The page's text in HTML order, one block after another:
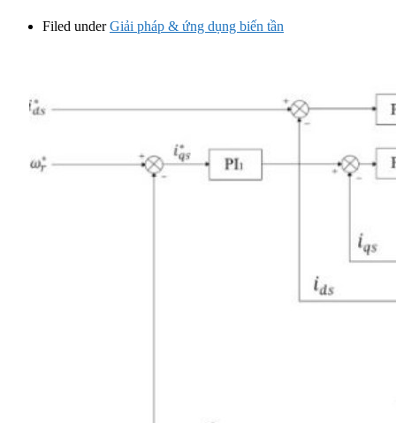
Filed underGiải pháp & ứng dụng biến tần